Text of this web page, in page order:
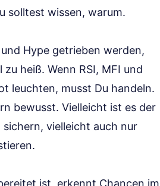
solltest wissen, warum.
Hype getrieben werden,
heiß. Wenn RSI, MFI und
leuchten, musst Du handeln.
bewusst. Vielleicht ist es der
vielleicht auch nur
ist, erkennt Chancen im